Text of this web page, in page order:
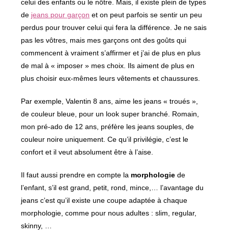
celui des enfants ou le nôtre. Mais, il existe plein de types
de jeans pour garçon et on peut parfois se sentir un peu
perdus pour trouver celui qui fera la différence. Je ne sais
pas les vôtres, mais mes garçons ont des goûts qui
commencent à vraiment s’affirmer et j’ai de plus en plus
de mal à « imposer » mes choix. Ils aiment de plus en
plus choisir eux-mêmes leurs vêtements et chaussures.
Par exemple, Valentin 8 ans, aime les jeans « troués »,
de couleur bleue, pour un look super branché. Romain,
mon pré-ado de 12 ans, préfère les jeans souples, de
couleur noire uniquement. Ce qu’il privilégie, c’est le
confort et il veut absolument être à l’aise.
Il faut aussi prendre en compte la morphologie de
l’enfant, s’il est grand, petit, rond, mince,… l’avantage du
jeans c’est qu’il existe une coupe adaptée à chaque
morphologie, comme pour nous adultes : slim, regular,
skinny, …